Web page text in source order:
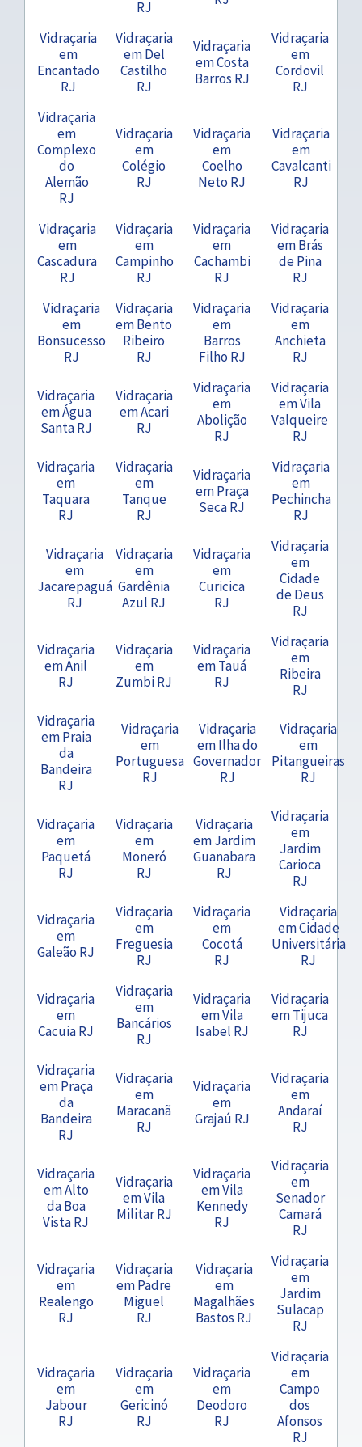
RJ
Vidraçaria
em
Encantado
RJ
Vidraçaria
em Del
Castilho
RJ
Vidraçaria
em Costa
Barros RJ
Vidraçaria
em
Cordovil
RJ
Vidraçaria
em
Complexo
do
Alemão
RJ
Vidraçaria
em
Colégio
RJ
Vidraçaria
em
Coelho
Neto RJ
Vidraçaria
em
Cavalcanti
RJ
Vidraçaria
em
Cascadura
RJ
Vidraçaria
em
Campinho
RJ
Vidraçaria
em
Cachambi
RJ
Vidraçaria
em Brás
de Pina
RJ
Vidraçaria
em
Bonsucesso
RJ
Vidraçaria
em Bento
Ribeiro
RJ
Vidraçaria
em
Barros
Filho RJ
Vidraçaria
em
Anchieta
RJ
Vidraçaria
em Água
Santa RJ
Vidraçaria
em Acari
RJ
Vidraçaria
em
Abolição
RJ
Vidraçaria
em Vila
Valqueire
RJ
Vidraçaria
em
Taquara
RJ
Vidraçaria
em
Tanque
RJ
Vidraçaria
em Praça
Seca RJ
Vidraçaria
em
Pechincha
RJ
Vidraçaria
em
Jacarepaguá
RJ
Vidraçaria
em
Gardênia
Azul RJ
Vidraçaria
em
Curicica
RJ
Vidraçaria
em
Cidade
de Deus
RJ
Vidraçaria
em Anil
RJ
Vidraçaria
em
Zumbi RJ
Vidraçaria
em Tauá
RJ
Vidraçaria
em
Ribeira
RJ
Vidraçaria
em Praia
da
Bandeira
RJ
Vidraçaria
em
Portuguesa
RJ
Vidraçaria
em Ilha do
Governador
RJ
Vidraçaria
em
Pitangueiras
RJ
Vidraçaria
em
Paquetá
RJ
Vidraçaria
em
Moneró
RJ
Vidraçaria
em Jardim
Guanabara
RJ
Vidraçaria
em
Jardim
Carioca
RJ
Vidraçaria
em
Galeão RJ
Vidraçaria
em
Freguesia
RJ
Vidraçaria
em
Cocotá
RJ
Vidraçaria
em Cidade
Universitária
RJ
Vidraçaria
em
Cacuia RJ
Vidraçaria
em
Bancários
RJ
Vidraçaria
em Vila
Isabel RJ
Vidraçaria
em Tijuca
RJ
Vidraçaria
em Praça
da
Bandeira
RJ
Vidraçaria
em
Maracanã
RJ
Vidraçaria
em
Grajaú RJ
Vidraçaria
em
Andaraí
RJ
Vidraçaria
em Alto
da Boa
Vista RJ
Vidraçaria
em Vila
Militar RJ
Vidraçaria
em Vila
Kennedy
RJ
Vidraçaria
em
Senador
Camará
RJ
Vidraçaria
em
Realengo
RJ
Vidraçaria
em Padre
Miguel
RJ
Vidraçaria
em
Magalhães
Bastos RJ
Vidraçaria
em
Jardim
Sulacap
RJ
Vidraçaria
em
Jabour
RJ
Vidraçaria
em
Gericinó
RJ
Vidraçaria
em
Deodoro
RJ
Vidraçaria
em
Campo
dos
Afonsos
RJ